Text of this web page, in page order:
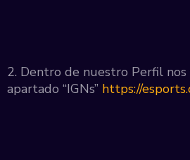
2. Dentro de nuestro Perfil
apartado “IGNs” https://